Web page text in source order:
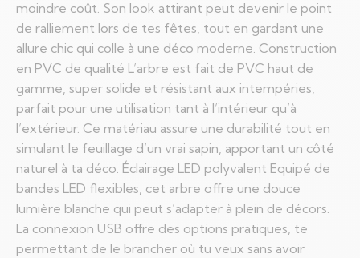
moindre coût. Son look attirant peut devenir le point
de ralliement lors de tes fêtes, tout en gardant une
allure chic qui colle à une déco moderne. Construction
en PVC de qualité L’arbre est fait de PVC haut de
gamme, super solide et résistant aux intempéries,
parfait pour une utilisation tant à l’intérieur qu’à
l’extérieur. Ce matériau assure une durabilité tout en
simulant le feuillage d’un vrai sapin, apportant un côté
naturel à ta déco. Éclairage LED polyvalent Equipé de
bandes LED flexibles, cet arbre offre une douce
lumière blanche qui peut s’adapter à plein de décors.
La connexion USB offre des options pratiques, te
permettant de le brancher où tu veux sans avoir